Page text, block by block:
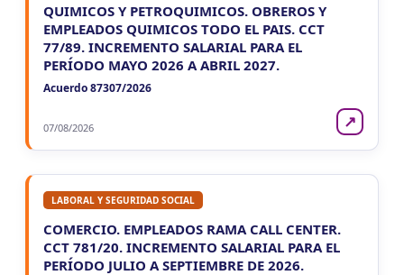
QUIMICOS Y PETROQUIMICOS. OBREROS Y
EMPLEADOS QUIMICOS TODO EL PAIS. CCT
77/89. INCREMENTO SALARIAL PARA EL
PERÍODO MAYO 2026 A ABRIL 2027.
Acuerdo 87307/2026
07/08/2026 ↗
LABORAL Y SEGURIDAD SOCIAL
COMERCIO. EMPLEADOS RAMA CALL CENTER.
CCT 781/20. INCREMENTO SALARIAL PARA EL
PERÍODO JULIO A SEPTIEMBRE DE 2026.